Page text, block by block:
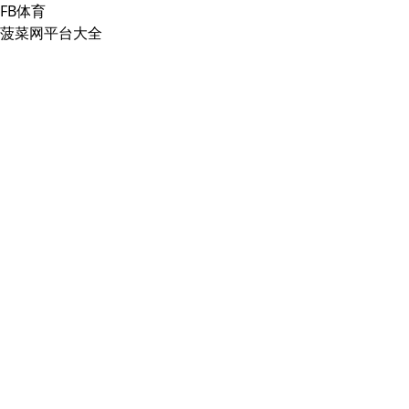
FB体育
菠菜网平台大全